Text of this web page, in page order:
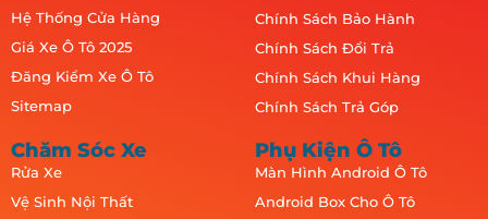
Hệ Thống Cửa Hàng
Giá Xe Ô Tô 2025
Đăng Kiểm Xe Ô Tô
Sitemap
Chính Sách Bảo Hành
Chính Sách Đổi Trả
Chính Sách Khui Hàng
Chính Sách Trả Góp
Chăm Sóc Xe
Rửa Xe
Vệ Sinh Nội Thất
Phụ Kiện Ô Tô
Màn Hình Android Ô Tô
Android Box Cho Ô Tô